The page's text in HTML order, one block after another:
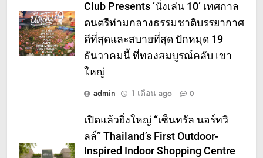
Club Presents ‘นั่งเล่น 10’ เทศกาล
ดนตรีท่ามกลางธรรมชาติบรรยากาศ
ดีที่สุดและสบายที่สุด ปักหมุด 19
ธันวาคมนี้ ที่ทองสมบูรณ์คลับ เขา
ใหญ่
admin
1 เดือน ago 0
เปิดแล้วยิ่งใหญ่ “เซ็นทรัล นอร์ทวิ
ลล์” Thailand’s First Outdoor-
Inspired Indoor Shopping Centre